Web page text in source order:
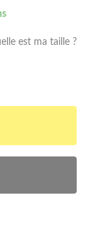
est ma taille ?